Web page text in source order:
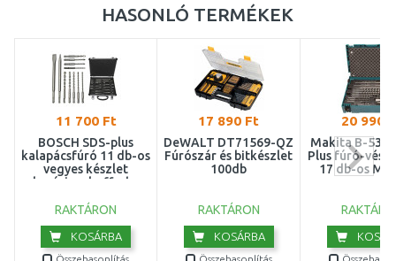
HASONLÓ TERMÉKEK
11 700 Ft
BOSCH SDS-plus
kalapácsfúró 11 db-os
vegyes készlet
alumínium kofferben
RAKTÁRON
KOSÁRBA
17 890 Ft
DeWALT DT71569-QZ
Fúrószár és bitkészlet
100db
RAKTÁRON
KOSÁRBA
20 990
Makita B-
Plus fúró-véső
17 db-os